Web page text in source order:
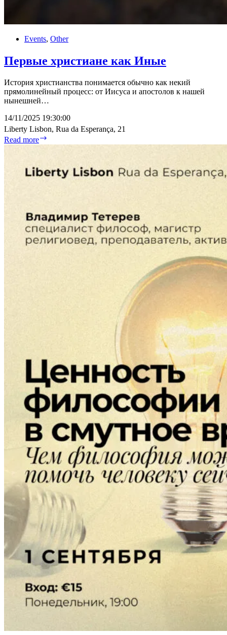
Events, Other
Первые христиане как Иные
История христианства понимается обычно как некий
прямолинейный процесс: от Иисуса и апостолов к нашей
нынешней…
14/11/2025 19:30:00
Liberty Lisbon, Rua da Esperança, 21
Read more
христиане